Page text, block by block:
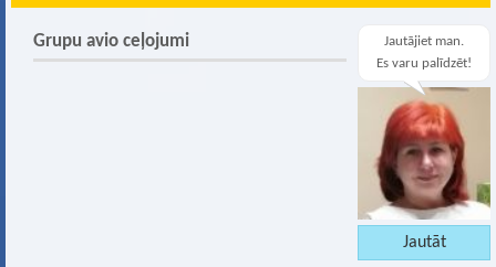
Jautājiet man.
Es varu palīdzēt!
Grupu avio ceļojumi